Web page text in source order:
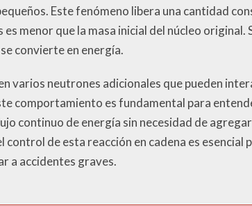
Este fenómeno libera una cantidad
menor que la masa inicial del núcleo original.
convierte en energía.
varios neutrones adicionales que pueden
comportamiento es fundamental para
continuo de energía sin necesidad de
de esta reacción en cadena es esencial
a accidentes graves.